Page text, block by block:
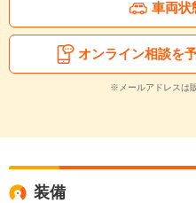
車両状
オンライン相談を
※メールアドレスは
装備